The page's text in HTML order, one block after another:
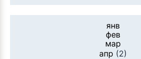
янв
фев
мар
апр (2)